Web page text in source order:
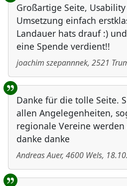
Großartige Seite,
Umsetzung einfach
Landauer hats drauf :)
eine Spende verdient!!
joachim szepannnek, 2521
Danke für die tolle Seite.
allen Angelegenheiten,
regionale Vereine werden
danke danke
Andreas Auer, 4600 Wels,